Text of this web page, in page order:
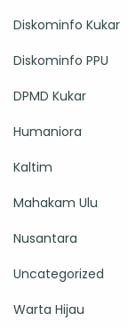
Diskominfo Kukar
Diskominfo PPU
DPMD Kukar
Humaniora
Kaltim
Mahakam Ulu
Nusantara
Uncategorized
Warta Hijau